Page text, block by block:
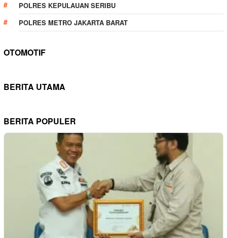
POLRES KEPULAUAN SERIBU
POLRES METRO JAKARTA BARAT
OTOMOTIF
BERITA UTAMA
BERITA POPULER